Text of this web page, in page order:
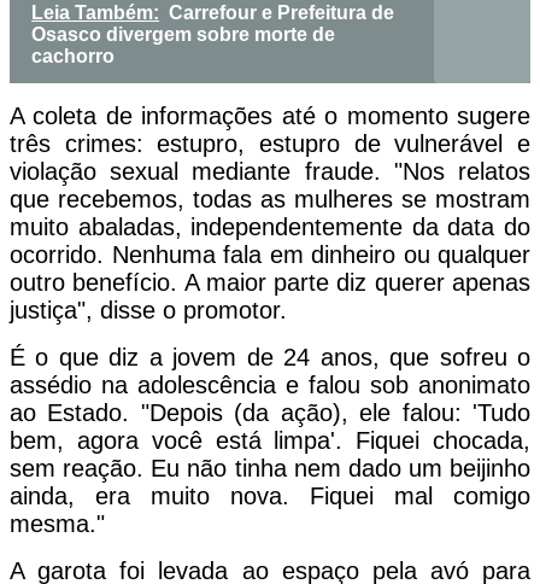
Leia Também: Carrefour e Prefeitura de
Osasco divergem sobre morte de
cachorro
A coleta de informações até o momento sugere
três crimes: estupro, estupro de vulnerável e
violação sexual mediante fraude. "Nos relatos
que recebemos, todas as mulheres se mostram
muito abaladas, independentemente da data do
ocorrido. Nenhuma fala em dinheiro ou qualquer
outro benefício. A maior parte diz querer apenas
justiça", disse o promotor.
É o que diz a jovem de 24 anos, que sofreu o
assédio na adolescência e falou sob anonimato
ao Estado. "Depois (da ação), ele falou: 'Tudo
bem, agora você está limpa'. Fiquei chocada,
sem reação. Eu não tinha nem dado um beijinho
ainda, era muito nova. Fiquei mal comigo
mesma."
A garota foi levada ao espaço pela avó para